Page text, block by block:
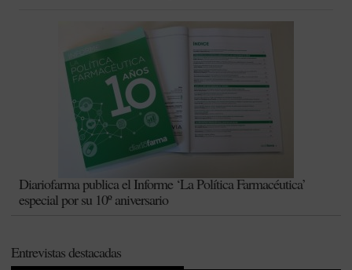
Diariofarma publica el Informe ‘La Política Farmacéutica’
especial por su 10º aniversario
Entrevistas destacadas